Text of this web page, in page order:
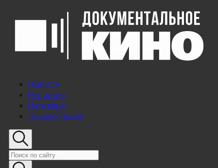
Новости
Рецензии
Интервью
Энциклопедия